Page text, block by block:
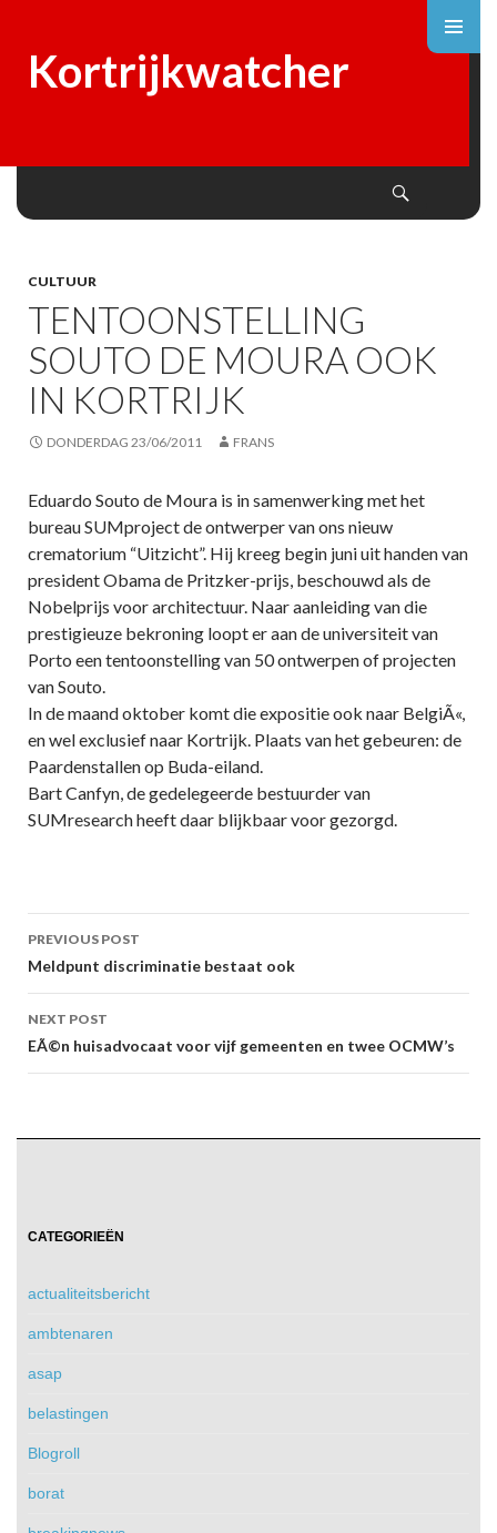
Kortrijkwatcher
CULTUUR
TENTOONSTELLING
SOUTO DE MOURA OOK
IN KORTRIJK
DONDERDAG 23/06/2011 FRANS
Eduardo Souto de Moura is in samenwerking met het
bureau SUMproject de ontwerper van ons nieuw
crematorium “Uitzicht”. Hij kreeg begin juni uit handen van
president Obama de Pritzker-prijs, beschouwd als de
Nobelprijs voor architectuur. Naar aanleiding van die
prestigieuze bekroning loopt er aan de universiteit van
Porto een tentoonstelling van 50 ontwerpen of projecten
van Souto.
In de maand oktober komt die expositie ook naar BelgiÃ«,
en wel exclusief naar Kortrijk. Plaats van het gebeuren: de
Paardenstallen op Buda-eiland.
Bart Canfyn, de gedelegeerde bestuurder van
SUMresearch heeft daar blijkbaar voor gezorgd.
Post
navigation
PREVIOUS POST
Meldpunt discriminatie bestaat ook
NEXT POST
EÃ©n huisadvocaat voor vijf gemeenten en twee OCMW’s
CATEGORIEËN
actualiteitsbericht
ambtenaren
asap
belastingen
Blogroll
borat